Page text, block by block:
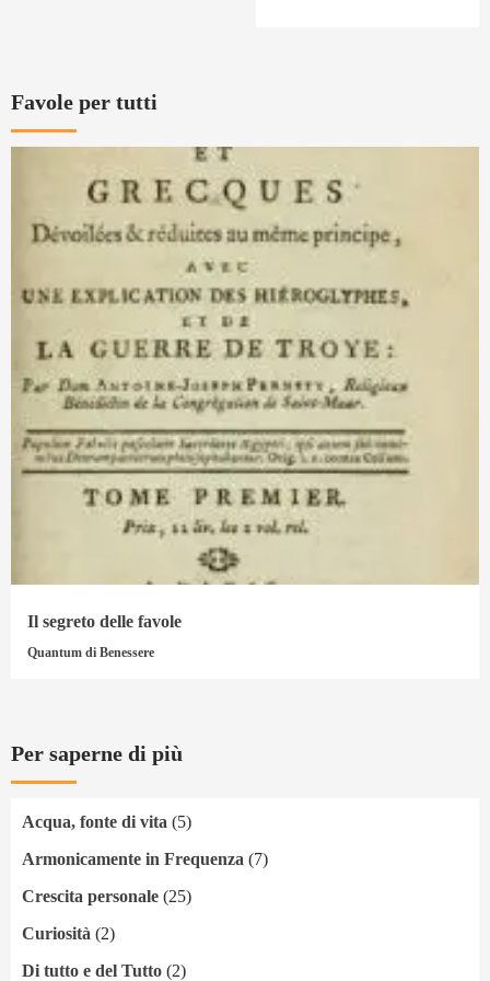
Favole per tutti
Il segreto delle favole
Quantum di Benessere
Per saperne di più
Acqua, fonte di vita (5)
Armonicamente in Frequenza (7)
Crescita personale (25)
Curiosità (2)
Di tutto e del Tutto (2)